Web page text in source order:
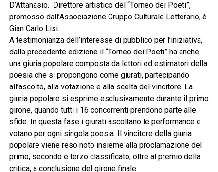
D’Attanasio. Direttore artistico del “Torneo dei Poeti”,
promosso dall’Associazione Gruppo Culturale Letterario, è
Gian Carlo Lisi.
A testimonianza dell’interesse di pubblico per l’iniziativa,
dalla precedente edizione il “Torneo dei Poeti” ha anche
una giuria popolare composta da lettori ed estimatori della
poesia che si propongono come giurati, partecipando
all’ascolto, alla votazione e alla scelta del vincitore. La
giuria popolare si esprime esclusivamente durante il primo
girone, quando tutti i 16 concorrenti prendono parte alle
sfide. In questa fase i giurati ascoltano le performance e
votano per ogni singola poesia. Il vincitore della giuria
popolare viene reso noto insieme alla proclamazione del
primo, secondo e terzo classificato, oltre al premio della
critica, a conclusione del girone finale.